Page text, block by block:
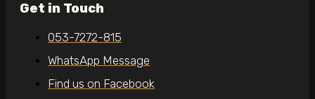
Get in Touch
053-7272-815
WhatsApp Message
Find us on Facebook